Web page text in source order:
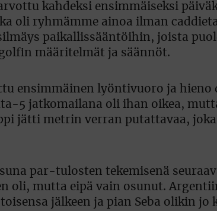
kahdeksi ensimmäiseksi
oli ryhmämme ainoa ilman
paikallissääntöihin, joista
määritelmät ja säännöt.
ensimmäinen lyöntivuoro ja hieno
5 jatkomailana oli ihan oikea,
jätti metrin verran putattavaa,
par-tulosten tekemisenä
oli, mutta eipä vain osunut.
jälkeen ja pian Seba olikin